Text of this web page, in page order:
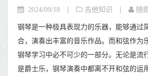
2024/09/18 | 吉他知识 | 随
钢琴是一种极具表现力的乐器，能够通过
合，演奏出丰富的音乐作品。而和弦作为
钢琴学习中必不可少的一部分。无论是流
是爵士乐，钢琴演奏中都离不开和弦的运